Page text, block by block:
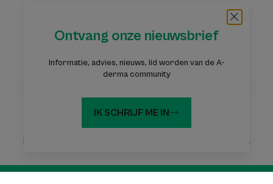
Ontvang onze nieuwsbrief
Informatie, advies, nieuws, lid worden van de A-
derma community
IK SCHRIJF ME IN
Veelgestelde vragenContact
Websites Pierre Fabre Groep